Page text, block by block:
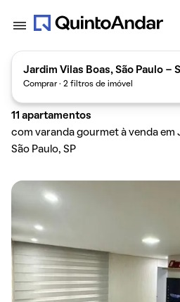
Jardim Vilas Boas, São Paulo -
Comprar · 2 filtros de imóvel
11 apartamentos
com varanda gourmet à venda em
São Paulo, SP